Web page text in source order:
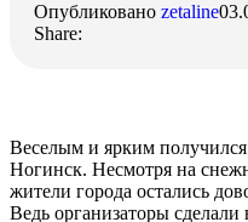
Опубликовано zetaline
Share:
Веселым и ярким
Ногинск. Несмотря на
жители города остались
Ведь организаторы